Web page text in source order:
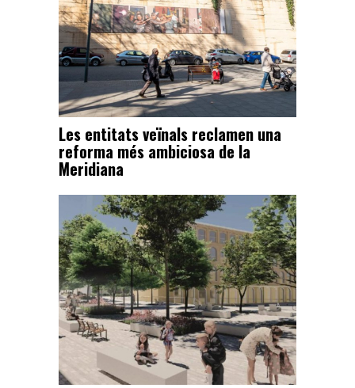
Les entitats veïnals reclamen una
reforma més ambiciosa de la
Meridiana